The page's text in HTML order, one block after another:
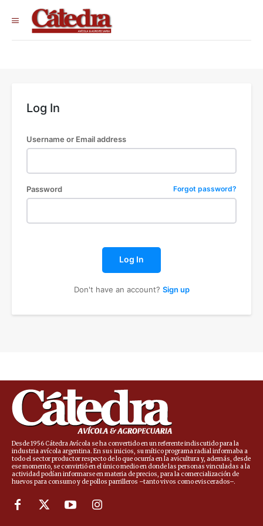
Log In
Username or Email address
Password Forgot password?
Log In
Don't have an account? Sign up
Desde 1956 Cátedra Avícola se ha convertido en un referente indiscutido para la
industria avícola argentina. En sus inicios, su mítico programa radial informaba a
todo el sector productor respecto de lo que ocurría en la avicultura y, además, desde
ese momento, se convirtió en el único medio en donde las personas vinculadas a la
actividad podían informarse en materia de precios, para la comercialización de
huevos para consumo y de pollos parrilleros –tanto vivos como eviscerados–.